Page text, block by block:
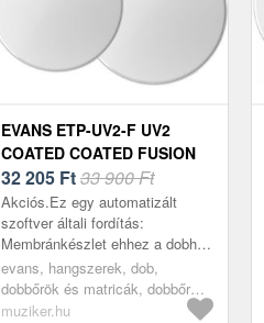
EVANS ETP-UV2-F UV2
COATED COATED FUSION
DOBBŐR SZETT
32 205 Ft33 900 Ft
Akciós.Ez egy automatizált
szoftver általi fordítás:
Membránkészlet ehhez a dobhoz
- Fusion - az Evans UV2
sorozatból. Az Evans UV2
membránok szabadalmazt...
evans, hangszerek, dob,
dobbőrök és matricák, dobbőr
szettek, white
muziker.hu